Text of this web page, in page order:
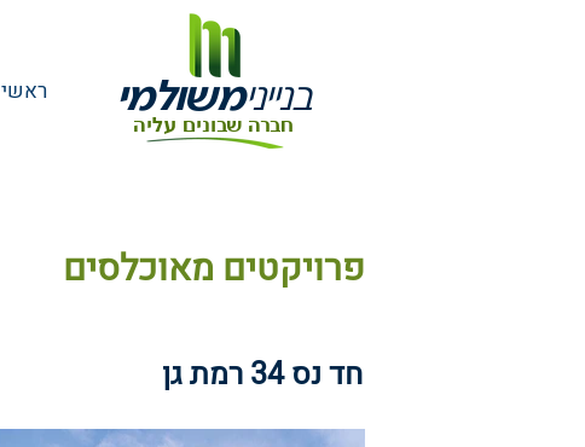
ראשי בניינימשולמי
חברה שבונים עליה
פרויקטים מאוכלסים
חד נס 34 רמת גן